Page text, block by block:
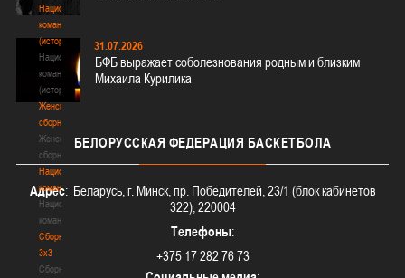
Национальная
команда
(история)
Национальная
команда
(история)
Женские
сборные
Женские
сборные
Национальная
команда
Национальная
команда
Сборные
3х3
Сборные
31.07.2026
БФБ выражает соболезнования родным и близким
Михаила Курилика
БЕЛОРУССКАЯ ФЕДЕРАЦИЯ БАСКЕТБОЛА
Адрес: Беларусь, г. Минск, пр. Победителей, 23/1 (блок кабинетов
322), 220004
Телефоны:
+375 17 282 76 73